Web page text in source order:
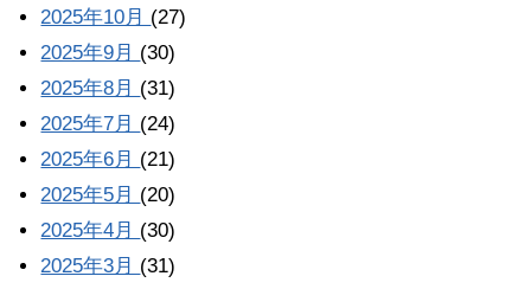
2025年10月 (27)
2025年9月 (30)
2025年8月 (31)
2025年7月 (24)
2025年6月 (21)
2025年5月 (20)
2025年4月 (30)
2025年3月 (31)